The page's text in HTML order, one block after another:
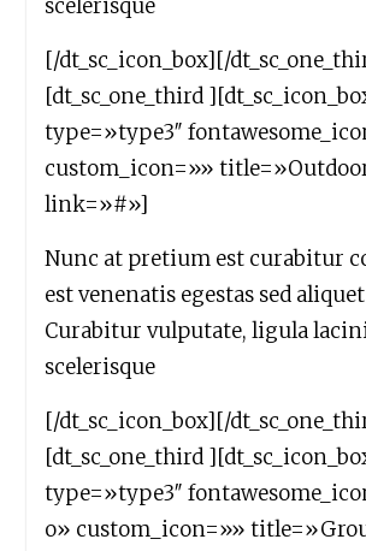
scelerisque
[/dt_sc_icon_box][/
[dt_sc_one_third
type=»type3″
custom_icon=»»
link=»#»]
Nunc at pretium est curabitur
est venenatis egestas sed
Curabitur vulputate, ligula
scelerisque
[/dt_sc_icon_box][/
[dt_sc_one_third
type=»type3″
o» custom_icon=»»